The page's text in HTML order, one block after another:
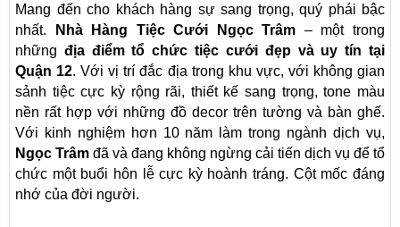
Mang đến cho khách hàng sự sang trọng, quý phái bậc
nhất.
Nhà Hàng Tiệc Cưới Ngọc Trâm – một trong
những địa điểm tổ chức tiệc cưới đẹp và uy tín tại
Quận 12. Với vị trí đắc địa trong khu vực, với không gian
sảnh tiệc cực kỳ rộng rãi, thiết kế sang trọng, tone màu
nền rất hợp với những đồ decor trên tường và bàn ghế.
Với kinh nghiệm hơn 10 năm làm trong ngành dịch vụ,
Ngọc Trâm đã và đang không ngừng cải tiến dịch vụ để tổ
chức một buổi hôn lễ cực kỳ hoành tráng. Cột mốc đáng
nhớ của đời người.